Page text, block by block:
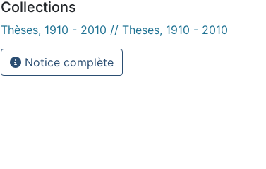
Collections
Thèses, 1910 - 2010 // Theses, 1910 - 2010
Notice complète